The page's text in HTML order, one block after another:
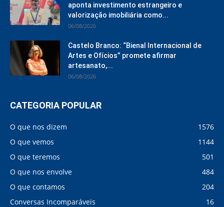
aponta investimento estrangeiro e
valorização imobiliária como...
06/08/2026
Castelo Branco: “Bienal Internacional de
Artes e Ofícios” promete afirmar
artesanato,...
06/08/2026
CATEGORIA POPULAR
O que nos dizem
1576
O que vemos
1144
O que teremos
501
O que nos envolve
484
O que contamos
204
Conversas Incomparáveis
16